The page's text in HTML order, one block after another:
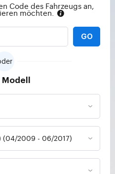
Code des Fahrzeugs an,
möchten.
GO